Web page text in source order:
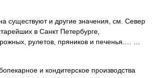
существуют и другие значения, см. Север
в Санкт Петербурге‚
рулетов, пряников и печенья.… …
и кондитерское производства